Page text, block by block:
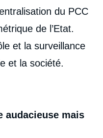
du PCC
de l’Etat.
et la surveillance
et la société.
audacieuse mais